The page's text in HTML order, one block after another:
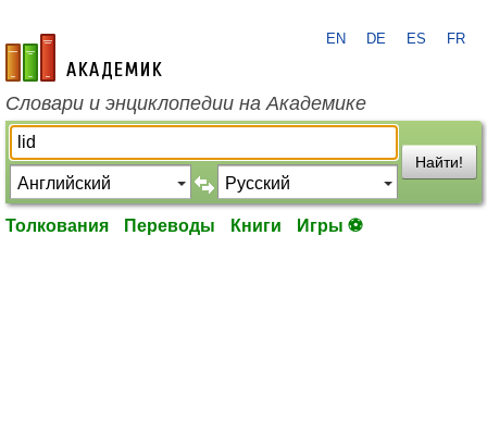
academic.ru
EN DE ES FR
Словари и энциклопедии на Академике
Найти!
Толкования Переводы Книги Игры ⚽